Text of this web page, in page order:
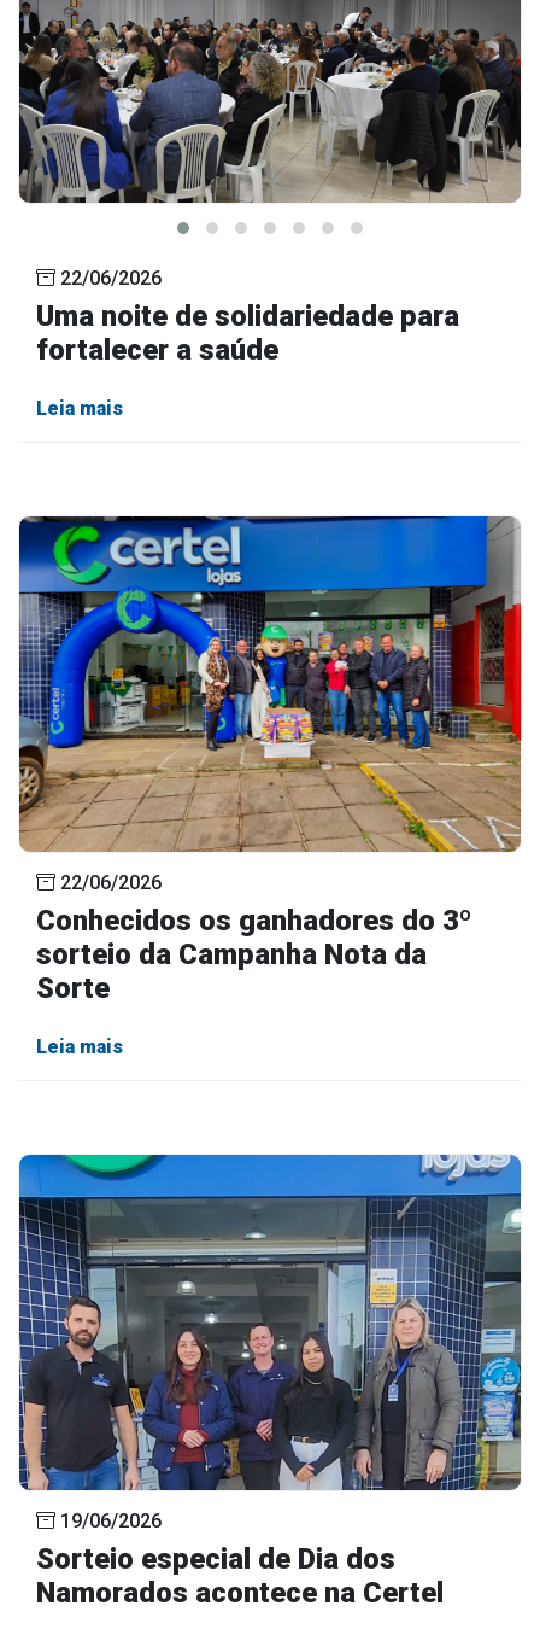
22/06/2026
Uma noite de solidariedade para
fortalecer a saúde
Leia mais
22/06/2026
Conhecidos os ganhadores do 3º
sorteio da Campanha Nota da
Sorte
Leia mais
19/06/2026
Sorteio especial de Dia dos
Namorados acontece na Certel